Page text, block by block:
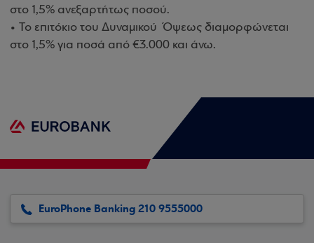
στο 1,5% ανεξαρτήτως ποσού.
• Το επιτόκιο του Δυναμικού Όψεως διαμορφώνεται
στο 1,5% για ποσά από €3.000 και άνω.
EuroPhone Banking 210 9555000